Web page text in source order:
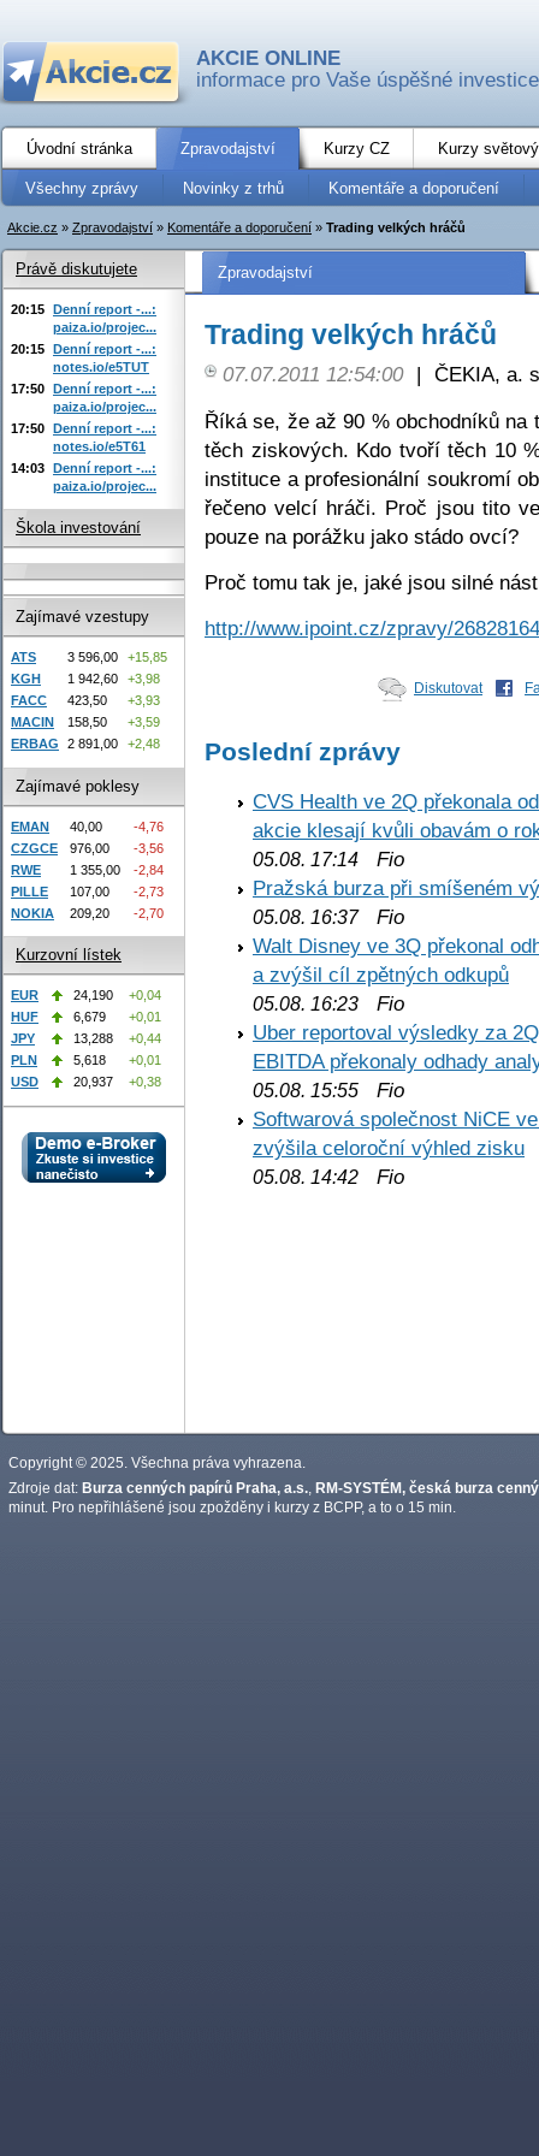
AKCIE ONLINE
informace pro Vaše úspěšné investice
Úvodní stránka Zpravodajství Kurzy CZ Kurzy
Všechny zprávy Novinky z trhů Komentáře a doporučení
Akcie.cz » Zpravodajství » Komentáře a doporučení » Trading velkých hráčů
Zpravodajství
Trading velkých hráčů
07.07.2011 12:54:00 | ČEKIA, a.
Říká se, že až 90 % obchodníků
těch ziskových. Kdo tvoří těch 10
instituce a profesionální soukromí
řečeno velcí hráči. Proč jsou tito
pouze na porážku jako stádo ovcí?
Proč tomu tak je, jaké jsou silné
http://www.ipoint.cz/zpravy/
Diskutovat
Poslední zprávy
CVS Health ve 2Q překonala
akcie klesají kvůli obavám o
05.08. 17:14 Fio
Pražská burza při smíšeném
05.08. 16:37Fio
Walt Disney ve 3Q překonal
a zvýšil cíl zpětných odkupů
05.08. 16:23 Fio
Uber reportoval výsledky za
EBITDA překonaly odhady
05.08. 15:55 Fio
Softwarová společnost NiCE
zvýšila celoroční výhled zisku
05.08. 14:42 Fio
Právě diskutujete
20:15 Denní report -...:
paiza.io/projec...
20:15 Denní report -...:
notes.io/e5TUT
17:50 Denní report -...:
paiza.io/projec...
17:50 Denní report -...:
notes.io/e5T61
14:03 Denní report -...:
paiza.io/projec...
Škola investování
Zajímavé vzestupy
ATS 3 596,00
+15,85
KGH
1 942,60
+3,98
FACC
423,50
+3,93
MACIN
158,50
+3,59
ERBAG
2 891,00 +2,48
Zajímavé poklesy
EMAN 40,00
-4,76
CZGCE
976,00
-3,56
RWE
1 355,00
-2,84
PILLE
107,00
-2,73
NOKIA
209,20 -2,70
Kurzovní lístek
EUR 24,190
+0,04
HUF
6,679
+0,01
JPY
13,288
+0,44
PLN
5,618
+0,01
USD
20,937 +0,38
Copyright © 2025. Všechna práva vyhrazena.
Zdroje dat: Burza cenných papírů Praha, a.s. RM-SYSTÉM, česká burza
minut. Pro nepřihlášené jsou zpožděny i kurzy z BCPP, a to o 15 min.